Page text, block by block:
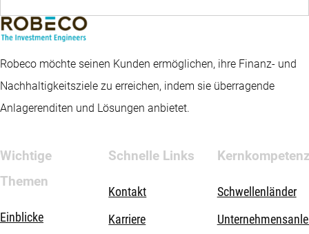
Robeco möchte seinen Kunden ermöglichen, ihre Finanz- und
Nachhaltigkeitsziele zu erreichen, indem sie überragende
Anlagerenditen und Lösungen anbietet.
Wichtige
Themen
Einblicke
Schnelle Links
Kontakt
Karriere
Schwellenländer